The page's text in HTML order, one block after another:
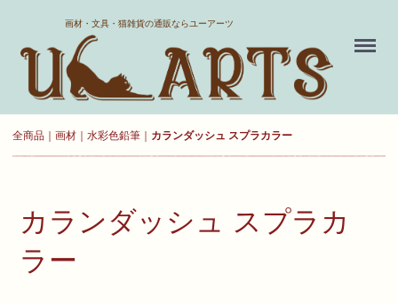
画材・文具・猫雑貨の通販ならユーアーツ
Menu
全商品 画材 水彩色鉛筆 カランダッシュ スプラカラー
カランダッシュ スプラカ
ラー
ホーム
送料について
新規会員登録